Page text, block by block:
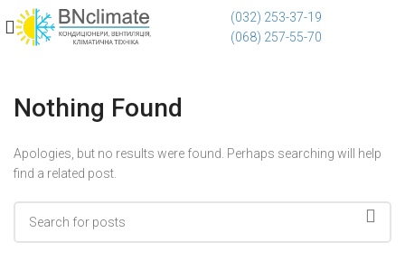
(032) 253-37-19
(068) 257-55-70
Nothing Found
Apologies, but no results were found. Perhaps searching will help
find a related post.